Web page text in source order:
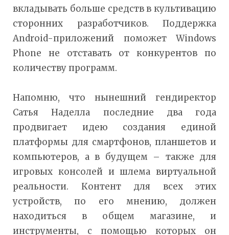
вкладывать больше средств в культивацию
сторонних разработчиков. Поддержка
Android-приложений поможет Windows
Phone не отставать от конкурентов по
количеству программ.
Напомню, что нынешний гендиректор
Сатья Наделла последние два года
продвигает идею создания единой
платформы для смартфонов, планшетов и
компьютеров, а в будущем – также для
игровых консолей и шлема виртуальной
реальности. Контент для всех этих
устройств, по его мнению, должен
находиться в общем магазине, и
инструменты, с помощью которых он